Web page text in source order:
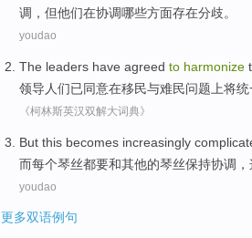
调， 但他们在协调哪些方面存在分歧。
youdao
The leaders have agreed to harmonize
领导 人们已同意在移民与难民问题 上将
《柯林斯英汉双解大词典》
But this becomes increasingly
而每个琴丝都要和其他的琴丝保持协调 ，
youdao
更多双语例句